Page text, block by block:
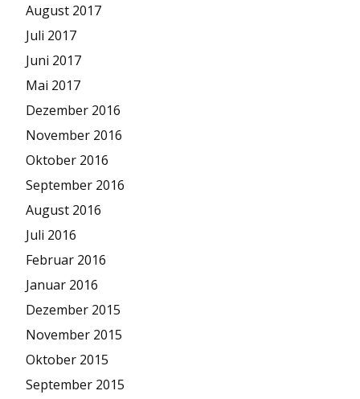
August 2017
Juli 2017
Juni 2017
Mai 2017
Dezember 2016
November 2016
Oktober 2016
September 2016
August 2016
Juli 2016
Februar 2016
Januar 2016
Dezember 2015
November 2015
Oktober 2015
September 2015